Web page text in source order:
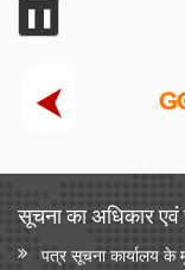
❚❚
सूचना का अधिकार
पत्र सूचना कार्यालय के